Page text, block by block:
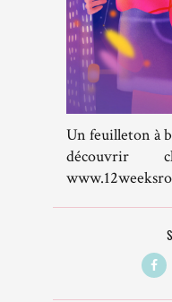
Un feuilleton à
découvrir